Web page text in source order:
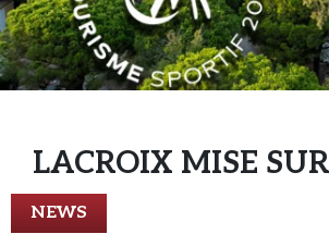
LACROIX MISE
NEWS